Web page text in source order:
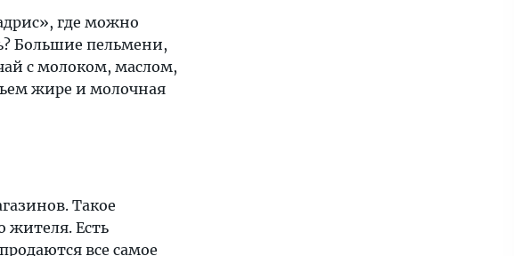
где можно
Большие пельмени,
с молоком, маслом,
жире и молочная
Такое
жителя. Есть
все самое